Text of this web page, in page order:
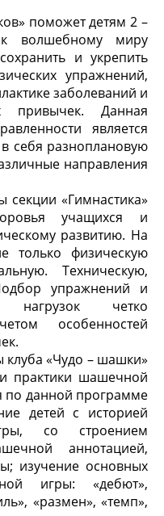
поможет детям 2 –
волшебному миру
и укрепить
упражнений,
заболеваний и
привычек. Данная
является
себя разноплановую
направления
«Гимнастика»
учащихся и
развитию. На
только физическую
Техническую,
упражнений и
нагрузок четко
особенностей
«Чудо – шашки»
практики шашечной
по данной программе
детей с историей
со строением
аннотацией,
изучение основных
игры: «дебют»,
«размен», «темп»,